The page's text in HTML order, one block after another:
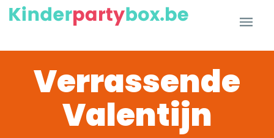
Verrassende
Valentijn